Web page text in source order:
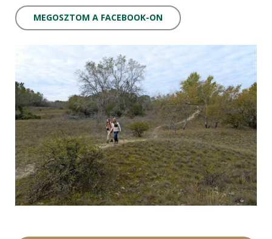
MEGOSZTOM A FACEBOOK-ON